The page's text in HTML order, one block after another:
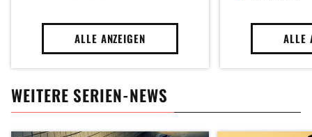
ALLE ANZEIGEN ALLE
WEITERE SERIEN-NEWS